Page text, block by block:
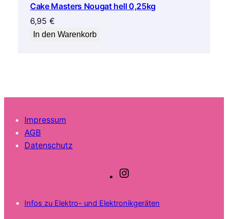
Cake Masters Nougat hell 0,25kg
6,95 €
In den Warenkorb
Impressum
AGB
Datenschutz
t
Infos zu Elektro- und Elektronikgeräten